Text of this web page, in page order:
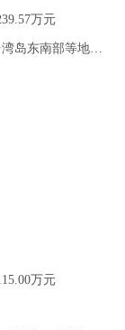
万元
暴雨黄色预警：广东东南部、福建东南部、台湾岛东南部等地部分地区有大暴雨
万元